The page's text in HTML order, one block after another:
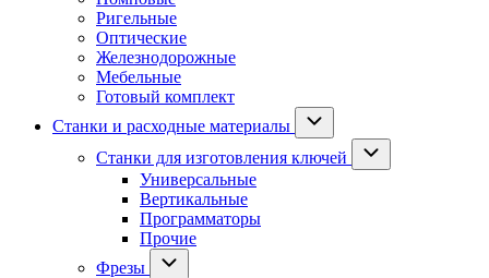
Ригельные
Оптические
Железнодорожные
Мебельные
Готовый комплект
Станки и расходные материалы
Станки для изготовления ключей
Универсальные
Вертикальные
Программаторы
Прочие
Фрезы